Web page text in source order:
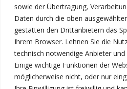
sowie der Übertragung,
Daten durch die oben
gestatten den Drittanbietern das
Ihrem Browser. Lehnen Sie die
technisch notwendige Anbieter
Einige wichtige Funktionen der
möglicherweise nicht, oder nur
030 756 573 97